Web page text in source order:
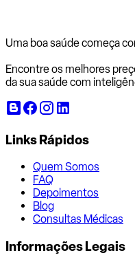
Uma boa saúde começa
Encontre os melhores
da sua saúde com
Links Rápidos
Quem Somos
FAQ
Depoimentos
Blog
Consultas Médicas
Informações Legais